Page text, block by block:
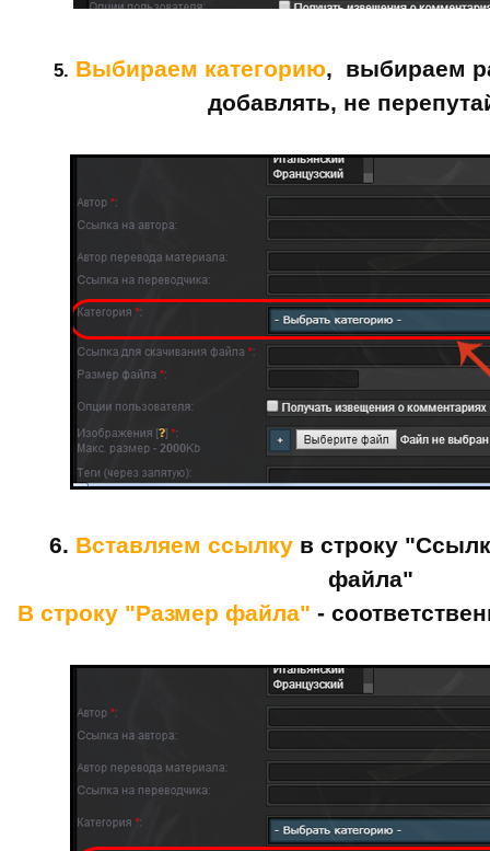
5. Выбираем категорию, выбираем
добавлять, не
6. Вставляем ссылку в строку
файла"
В строку "Размер файла" -